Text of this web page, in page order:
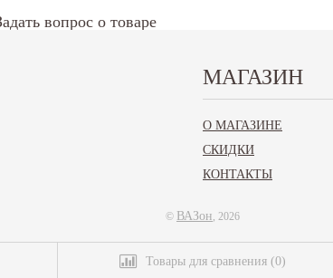
вопрос о товаре
МАГАЗИН
О МАГАЗИНЕ
СКИДКИ
КОНТАКТЫ
© ВАЗон , 2026
Товары для сравнения (0)